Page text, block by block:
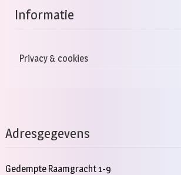
Informatie
Privacy & cookies
Adresgegevens
Gedempte Raamgracht 1-9